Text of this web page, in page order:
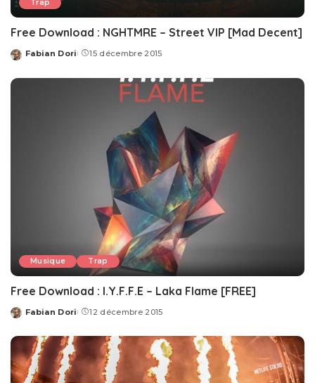
Trap
Free Download : NGHTMRE – Street VIP [Mad Decent]
Posted
Fabian Dori 15 décembre 2015
Musique Trap
Free Download : I.Y.F.F.E – Laka Flame [FREE]
Posted
Fabian Dori 12 décembre 2015